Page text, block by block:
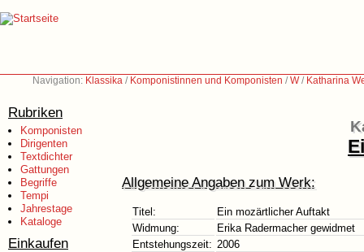
Navigation: Klassika / Komponistinnen und Komponisten /W/ Katharina
Rubriken
Komponisten
Dirigenten
Textdichter
Gattungen
Begriffe
Tempi
Jahrestage
Kataloge
Einkaufen
Allgemeine Angaben zum Werk:
Titel:
Ein mozärtlicher Auftakt
Widmung:
Erika Radermacher gewidmet
Entstehungszeit: 2006